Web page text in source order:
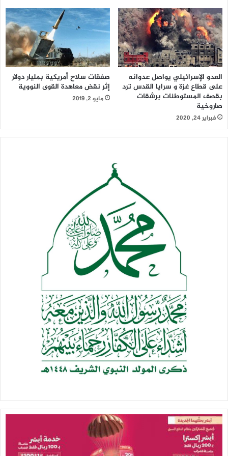
العدو الإسرائيلي يواصل عدوانه
على قطاع غزة و سرايا القدس ترد
بقصف المستوطنات برشقات
صاروخية
فبراير 24, 2020
صفقات سلاح أمريكية بمليار دولار
إثر نقض معاهدة القوى النووية
مايو 2, 2019